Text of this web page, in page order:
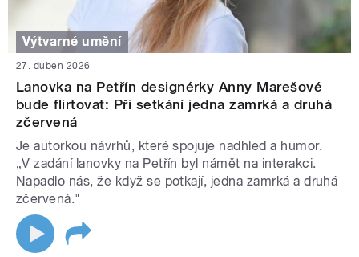
Výtvarné umění
27. duben 2026
Lanovka na Petřín designérky Anny Marešové
bude flirtovat: Při setkání jedna zamrká a druhá
zčervená
Je autorkou návrhů, které spojuje nadhled a humor.
„V zadání lanovky na Petřín byl námět na interakci.
Napadlo nás, že když se potkají, jedna zamrká a druhá
zčervená."